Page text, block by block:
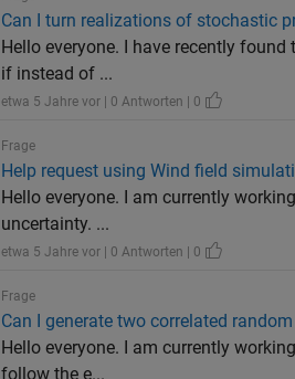
Can I turn realizations of stochastic
Hello everyone. I have recently
if instead of ...
etwa 5 Jahre vor | 0 Antworten | 0
Frage
Help request using Wind field
Hello everyone. I am currently
uncertainty. ...
etwa 5 Jahre vor | 0 Antworten | 0
Frage
Can I generate two correlated
Hello everyone. I am currently
follow the e...